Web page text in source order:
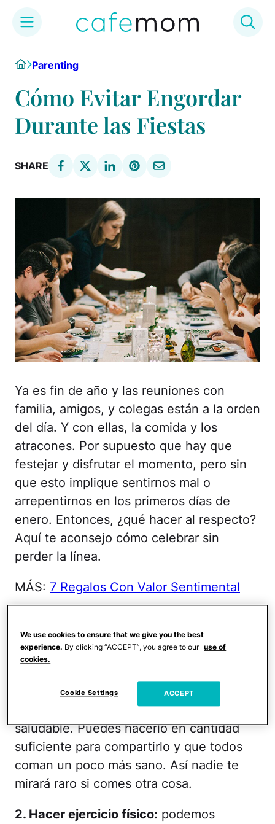
content
HomeParenting
Cómo Evitar Engordar
Durante las Fiestas
SHARE
Ya es fin de año y las reuniones con
familia, amigos, y colegas están a la orden
del día. Y con ellas, la comida y los
atracones. Por supuesto que hay que
festejar y disfrutar el momento, pero sin
que esto implique sentirnos mal o
arrepentirnos en los primeros días de
enero. Entonces, ¿qué hacer al respecto?
Aquí te aconsejo cómo celebrar sin
perder la línea.
MÁS: 7 Regalos Con Valor Sentimental
en casa de familiares:si sabes que en la
casa donde pasarás las fiestas son de
demasiadas calorías, puedes prepararte
algo para llevar que sea bien rico pero
saludable. Puedes hacerlo en cantidad
suficiente para compartirlo y que todos
coman un poco más sano. Así nadie te
mirará raro si comes otra cosa.
2. Hacer ejercicio físico: podemos
We use cookies to ensure that we give you the best
experience. By clicking “ACCEPT”, you agree to our use of
cookies.
Cookie Settings ACCEPT